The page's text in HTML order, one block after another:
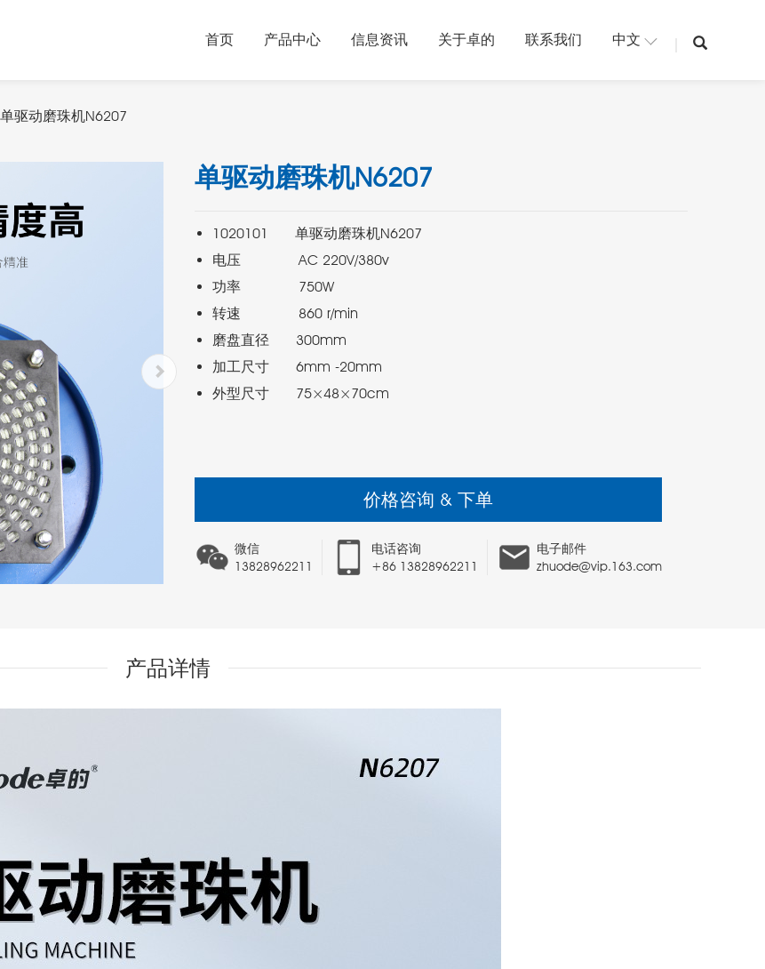
首页 产品中心 信息资讯 关于卓的 联系我们 中文
单驱动磨珠机N6207
单驱动磨珠机N6207
外型尺寸      75×48×70cm
价格咨询 & 下单
微信
13828962211
电话咨询
+86 13828962211
电子邮件
zhuode@vip.163.com
产品详情